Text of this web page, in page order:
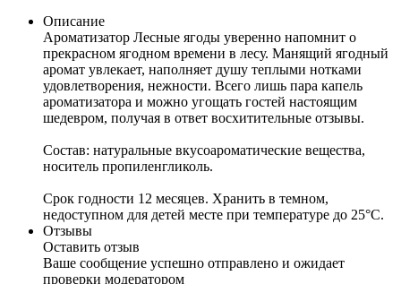
Описание
Ароматизатор Лесные ягоды уверенно напомнит о
прекрасном ягодном времени в лесу. Манящий ягодный
аромат увлекает, наполняет душу теплыми нотками
удовлетворения, нежности. Всего лишь пара капель
ароматизатора и можно угощать гостей настоящим
шедевром, получая в ответ восхитительные отзывы.
Состав: натуральные вкусоароматические вещества,
носитель пропиленгликоль.
Срок годности 12 месяцев. Хранить в темном,
недоступном для детей месте при температуре до 25°C.
Отзывы
Оставить отзыв
Ваше сообщение успешно отправлено и ожидает
проверки модератором